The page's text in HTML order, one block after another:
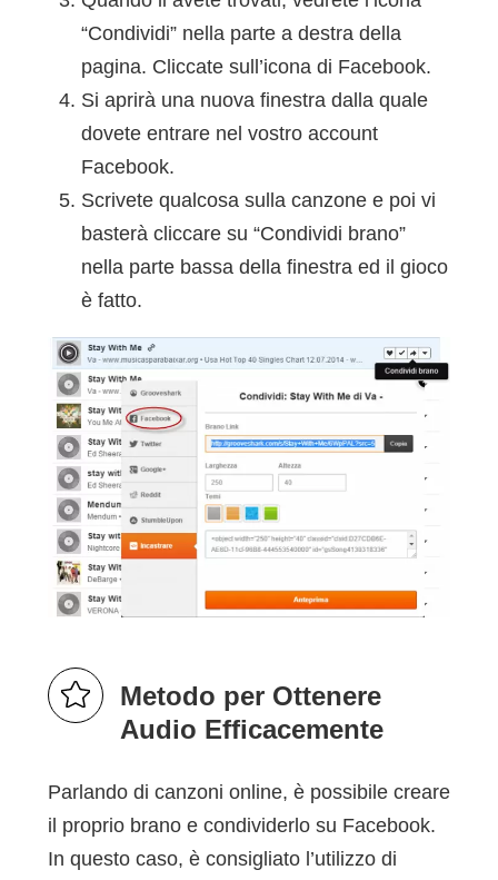
“Condividi” nella parte a destra della
pagina. Cliccate sull’icona di Facebook.
Si aprirà una nuova finestra dalla quale
dovete entrare nel vostro account
Facebook.
Scrivete qualcosa sulla canzone e poi vi
basterà cliccare su “Condividi brano”
nella parte bassa della finestra ed il gioco
è fatto.
Metodo per Ottenere
Audio Efficacemente
Parlando di canzoni online, è possibile creare
il proprio brano e condividerlo su Facebook.
In questo caso, è consigliato l’utilizzo di